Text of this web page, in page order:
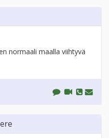
normaali maalla viihtyvä